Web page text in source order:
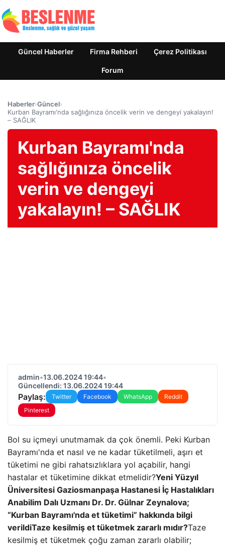
Güncel Haberler Firma Rehberi Çerez Politikası
Forum
Haberler›Güncel›
Kurban Bayramı'nda sağlığınıza öncelik verin ve dengeyi yakalayın!
– SAĞLIK
Kurban Bayramı'nda
sağlığınıza öncelik
verin ve dengeyi
yakalayın! – SAĞLIK
admin•13.06.2024 19:44•
Güncellendi: 13.06.2024 19:44
Paylaş: Twitter Facebook WhatsApp
Reddit
Pinterest
Bol su içmeyi unutmamak da çok önemli. Peki Kurban
Bayramı'nda et nasıl ve ne kadar tüketilmeli, aşırı et
tüketimi ne gibi rahatsızlıklara yol açabilir, hangi
hastalar et tüketimine dikkat etmelidir?Yeni Yüzyıl
Üniversitesi Gaziosmanpaşa Hastanesi İç Hastalıkları
Anabilim Dalı Uzmanı Dr. Dr. Gülnar Zeynalova;
“Kurban Bayramı'nda et tüketimi” hakkında bilgi
verildiTaze kesilmiş et tüketmek zararlı mıdır?Taze
kesilmiş et tüketmek çoğu zaman zararlı olabilir;